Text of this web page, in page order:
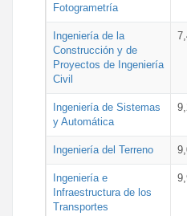
Fotogrametría
Ingeniería de la
Construcción y de
Proyectos de Ingeniería
Civil
Ingeniería de Sistemas
y Automática
Ingeniería del Terreno
Ingeniería e
Infraestructura de los
Transportes